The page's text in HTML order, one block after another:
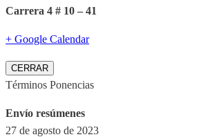
Carrera 4 # 10 – 41
+ Google Calendar
CERRAR
Términos Ponencias
Envío resúmenes
27 de agosto de 2023